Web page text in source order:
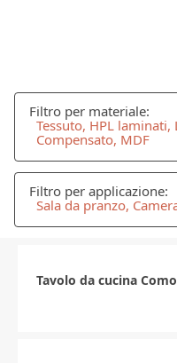
Filtro per materiale:
Tessuto, HPL
Compensato, MDF
Filtro per applicazione:
Sala da pranzo,
Tavolo da cucina Como